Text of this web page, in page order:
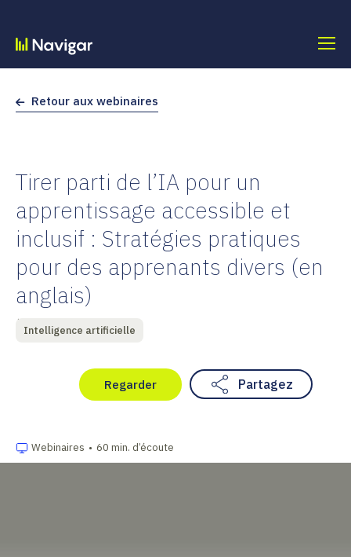
content
Retour aux webinaires
À la demande
Tirer parti de l’IA pour un
apprentissage accessible et
inclusif : Stratégies pratiques
pour des apprenants divers (en
anglais)
Regarder Partagez
Intelligence artificielle
Webinaires • 60 min. d’écoute